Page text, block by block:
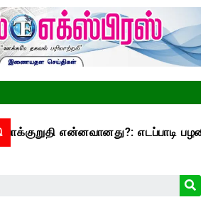
என்னவானது?: எடப்பாடி பழனிசாமி